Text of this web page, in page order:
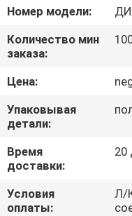
СВЯЖИТЕСЬ
МЫ
ЦИТАТУ
КАРТА
САЙТА
Номер модели:
Количество мин
заказа:
Цена:
Упаковывая
детали:
Время
доставки:
20
Условия
оплаты:
Л/